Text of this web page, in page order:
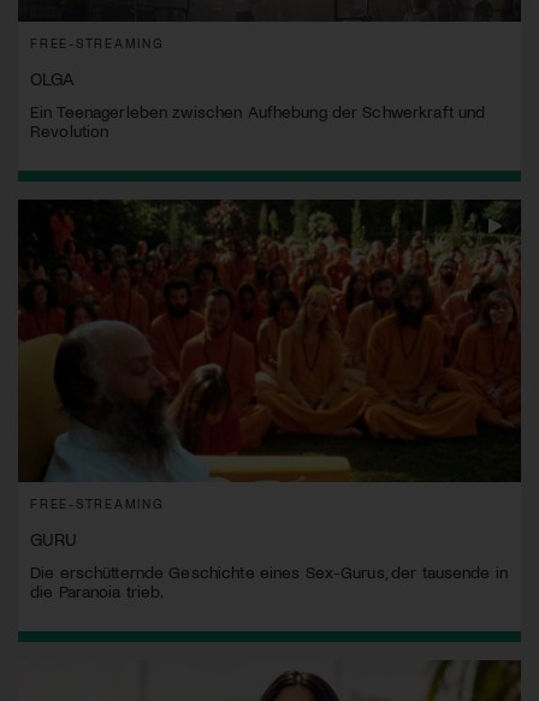
FREE-STREAMING
OLGA
Ein Teenagerleben zwischen Aufhebung der Schwerkraft und
Revolution
FREE-STREAMING
GURU
Die erschütternde Geschichte eines Sex-Gurus, der tausende in
die Paranoia trieb.